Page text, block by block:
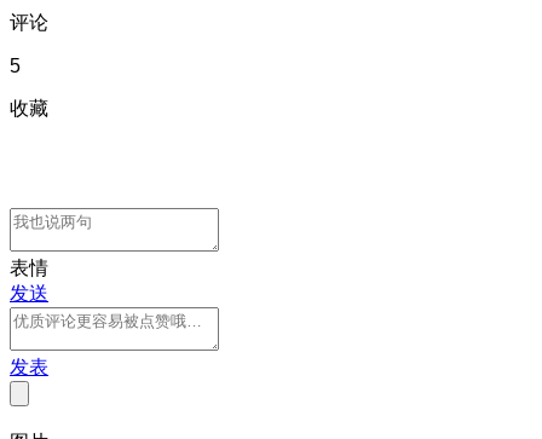
评论
5
收藏
表情
发送
发表